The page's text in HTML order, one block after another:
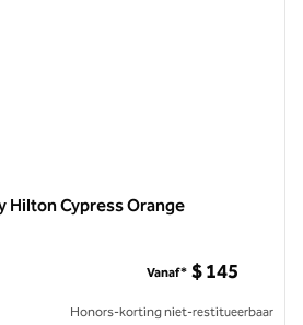
Hilton Cypress Orange
Vanaf* $ 145
Honors-korting niet-restitueerbaar